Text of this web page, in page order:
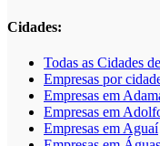
Cidades:
Todas as Cidades
Empresas por
Empresas em
Empresas em
Empresas em Aguaí